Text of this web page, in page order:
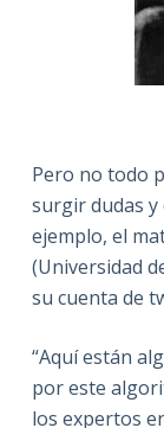
Pero no todo
surgir dudas y
ejemplo, el
(Universidad
su cuenta de
“Aquí están
por este
los expertos